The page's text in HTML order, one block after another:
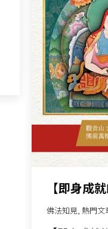
【即身成
佛法知見, 熱門文